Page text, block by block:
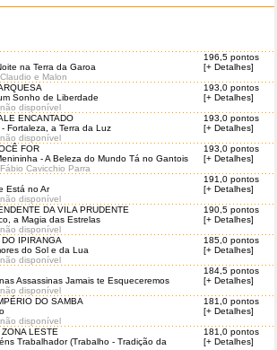
na Terra da Garoa
e Malon
196,5 pontos
[+ Detalhes]
Sonho de Liberdade
disponível
193,0 pontos
[+ Detalhes]
ENCANTADO
Fortaleza, a Terra da Luz
disponível
193,0 pontos
[+ Detalhes]
FOR
- A Beleza do Mundo Tá no Gantois
Cavicchio Parra
193,0 pontos
[+ Detalhes]
Está no Ar
disponível
191,0 pontos
[+ Detalhes]
DA VILA PRUDENTE
a Magia das Estrelas
disponível
190,5 pontos
[+ Detalhes]
IPIRANGA
do Sol e da Lua
disponível
185,0 pontos
[+ Detalhes]
Assassinas Jamais te Esqueceremos
disponível
184,5 pontos
[+ Detalhes]
DO SAMBA
disponível
181,0 pontos
[+ Detalhes]
LESTE
Trabalhador (Trabalho - Tradição da
181,0 pontos
[+ Detalhes]